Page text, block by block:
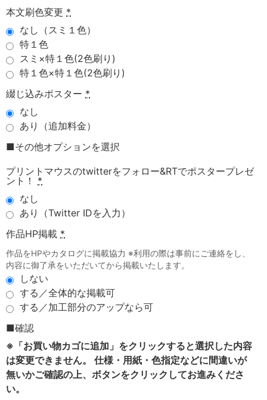
本文刷色変更 *
なし（スミ１色）
特１色
スミ×特１色(2色刷り)
特１色×特１色(2色刷り)
綴じ込みポスター *
なし
あり（追加料金）
■その他オプションを選択
プリントマウスのtwitterをフォロー&RTでポスタープレゼ
ント！
*
なし
あり（Twitter IDを入力）
作品HP掲載 *
作品をHPやカタログに掲載協力 ※利用の際は事前にご連絡をし、
内容に御了承をいただいてから掲載いたします。
しない
する／全体的な掲載可
する／加工部分のアップなら可
■確認
※「お買い物カゴに追加」をクリックすると選択した内容
は変更できません。 仕様・用紙・色指定などに間違いが
無いかご確認の上、ボタンをクリックしてお進みくださ
い。